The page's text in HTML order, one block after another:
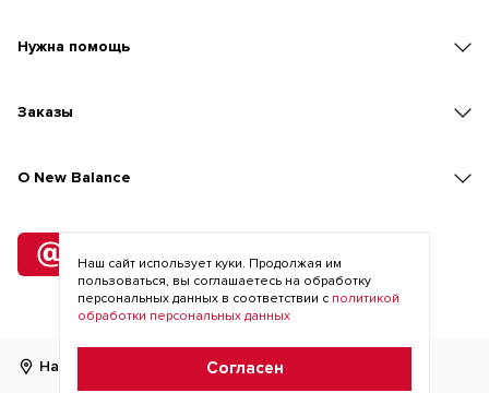
Нужна помощь
Заказы
O New Balance
на рассылку
Найти магазин KZ
Наш сайт использует куки. Продолжая им
пользоваться, вы соглашаетесь на обработку
персональных данных в соответствии с политикой
обработки персональных данных
Согласен